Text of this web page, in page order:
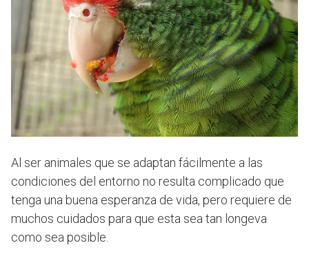
Al ser animales que se adaptan fácilmente a las
condiciones del entorno no resulta complicado que
tenga una buena esperanza de vida, pero requiere de
muchos cuidados para que esta sea tan longeva
como sea posible.